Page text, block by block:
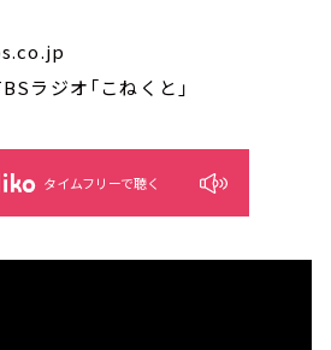
ラジオ「こねくと」
タイムフリーで聴く